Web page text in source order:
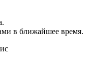
в ближайшее время.